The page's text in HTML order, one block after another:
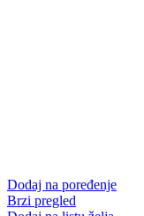
Dodaj na poređenje
Brzi pregled